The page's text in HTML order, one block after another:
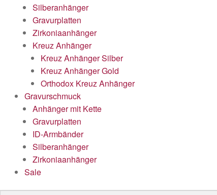
Silberanhänger
Gravurplatten
Zirkoniaanhänger
Kreuz Anhänger
Kreuz Anhänger Silber
Kreuz Anhänger Gold
Orthodox Kreuz Anhänger
Gravurschmuck
Anhänger mit Kette
Gravurplatten
ID-Armbänder
Silberanhänger
Zirkoniaanhänger
Sale